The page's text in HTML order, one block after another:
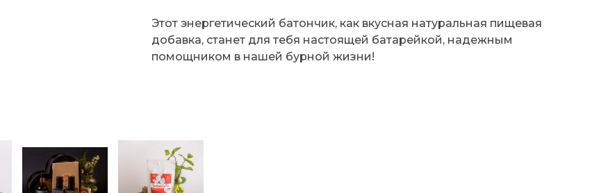
Этот энергетический батончик, как вкусная натуральная пищевая
добавка, станет для тебя настоящей батарейкой, надежным
помощником в нашей бурной жизни!